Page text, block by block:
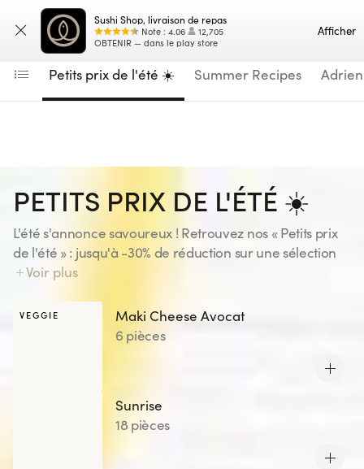
Sushi Shop, livraison de repas
Note : 4.06
12,705
OBTENIR — dans le play store
Afficher
Carte
Saisissez votre adresse
Petits prix de l'été ☀️ Summer Recipes
PETITS PRIX DE L'ÉTÉ ☀️
L'été s'annonce savoureux ! Retrouvez nos « Petits prix
de l'été » : jusqu'à -30% de réduction sur une sélection
de recettes, pour votre plus grand plaisir ! Gardez l'oeil
jours. Disponible uniquement sur le site et l'application
Sushi Shop, jusqu'au 23/08/26 inclus.
Voir plus
VEGGIE
Maki Cheese Avocat
6 pièces
Sunrise
18 pièces
Navigated to Spring Rolls